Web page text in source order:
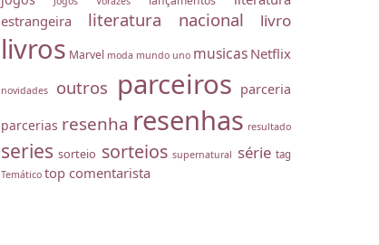
estrangeira
literatura nacional livro
livros Marvel moda mundo uno musicas Netflix
novidades outros parceiros parceria
parcerias resenha resenhas resultado
series sorteio sorteios supernatural série tag
Temático top comentarista